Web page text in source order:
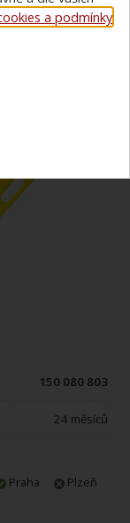
150 080 803
24 měsíců
Praha
Plzeň
a podmínky